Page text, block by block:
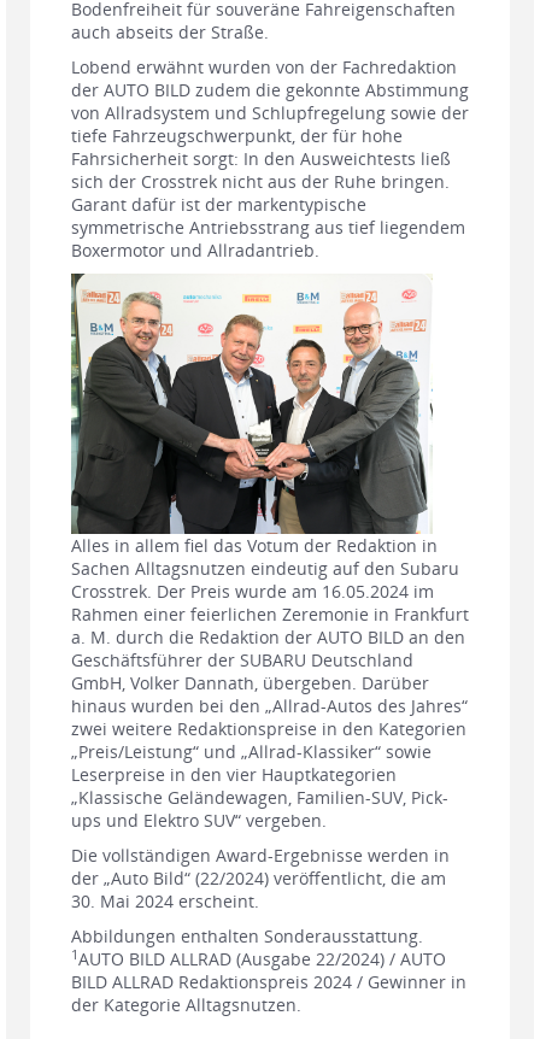
Bodenfreiheit für souveräne Fahreigenschaften
auch abseits der Straße.
Lobend erwähnt wurden von der Fachredaktion
der AUTO BILD zudem die gekonnte Abstimmung
von Allradsystem und Schlupfregelung sowie der
tiefe Fahrzeugschwerpunkt, der für hohe
Fahrsicherheit sorgt: In den Ausweichtests ließ
sich der Crosstrek nicht aus der Ruhe bringen.
Garant dafür ist der markentypische
symmetrische Antriebsstrang aus tief liegendem
Boxermotor und Allradantrieb.
Alles in allem fiel das Votum der Redaktion in
Sachen Alltagsnutzen eindeutig auf den Subaru
Crosstrek. Der Preis wurde am 16.05.2024 im
Rahmen einer feierlichen Zeremonie in Frankfurt
a. M. durch die Redaktion der AUTO BILD an den
Geschäftsführer der SUBARU Deutschland
GmbH, Volker Dannath, übergeben. Darüber
hinaus wurden bei den „Allrad-Autos des Jahres“
zwei weitere Redaktionspreise in den Kategorien
„Preis/Leistung“ und „Allrad-Klassiker“ sowie
Leserpreise in den vier Hauptkategorien
„Klassische Geländewagen, Familien-SUV, Pick-
ups und Elektro SUV“ vergeben.
Die vollständigen Award-Ergebnisse werden in
der „Auto Bild“ (22/2024) veröffentlicht, die am
30. Mai 2024 erscheint.
Abbildungen enthalten Sonderausstattung.
1AUTO BILD ALLRAD (Ausgabe 22/2024) / AUTO
BILD ALLRAD Redaktionspreis 2024 / Gewinner in
der Kategorie Alltagsnutzen.